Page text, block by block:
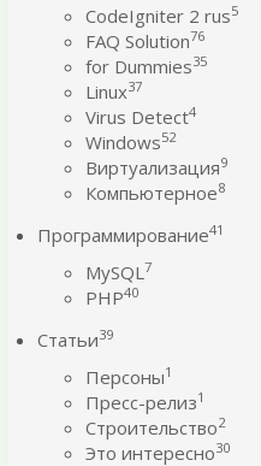
CodeIgniter 2 rus5
FAQ Solution76
for Dummies35
Linux37
Virus Detect4
Windows52
Виртуализация9
Компьютерное8
Программирование41
MySQL7
PHP40
Статьи39
Персоны1
Пресс-релиз1
Строительство2
Это интересно30